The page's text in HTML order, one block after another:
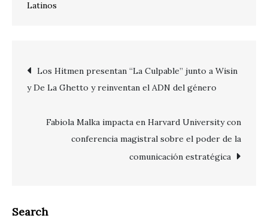
Latinos
Post
navigation
Los Hitmen presentan “La Culpable” junto a Wisin
y De La Ghetto y reinventan el ADN del género
Fabiola Malka impacta en Harvard University con
conferencia magistral sobre el poder de la
comunicación estratégica
Search